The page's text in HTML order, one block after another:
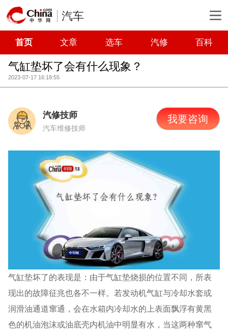
汽车
首页 文章 选车 汽修 百科
气缸垫坏了会有什么现象？
2023-07-17 16:18:55
汽修技师
汽车维修技师
我要咨询
气缸垫坏了的表现是：由于气缸垫烧损的位置不同，所表
现出的故障征兆也各不一样。若发动机气缸与冷却水套或
润滑油通道窜通，会在水箱内冷却水的上表面飘浮有黄黑
色的机油泡沫或油底壳内机油中明显有水，当这两种窜气